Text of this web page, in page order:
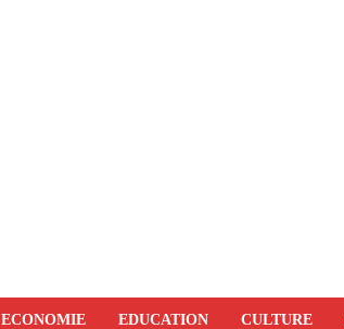
ECONOMIE EDUCATION CULTURE